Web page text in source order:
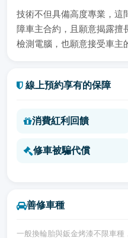
技術不但具備高度專業，這
障車主合約，且願意揭露擅
檢測電腦，也願意接受車主
線上預約享有的保障
消費紅利回饋
修車被騙代償
善修車種
一般換輪胎與鈑金烤漆不限車